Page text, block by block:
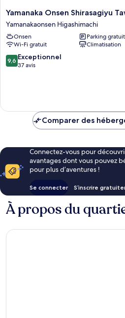
Yamanaka
Onsen
Shirasagiyu
Tawaraya
Yamanakaonsen
Higashimachi
Yamanaka Onsen Shirasagiyu
Yamanakaonsen Higashimachi
Onsen
Parking gratuit
Wi-Fi gratuit
Climatisation
9.6
sur
9,6 Exceptionnel
37 avis
Comparer des
Connectez-vous pour
avantages dont vous pouvez
pour plus d’aventures !
Se connecter S’inscrire
À propos du